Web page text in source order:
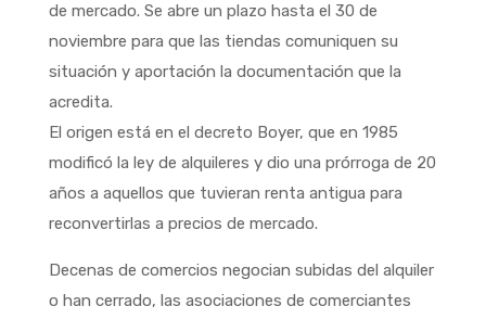
de mercado. Se abre un plazo hasta el 30 de
noviembre para que las tiendas comuniquen su
situación y aportación la documentación que la
acredita.
El origen está en el decreto Boyer, que en 1985
modificó la ley de alquileres y dio una prórroga de 20
años a aquellos que tuvieran renta antigua para
reconvertirlas a precios de mercado.
Decenas de comercios negocian subidas del alquiler
o han cerrado, las asociaciones de comerciantes